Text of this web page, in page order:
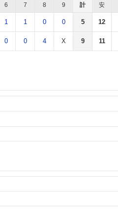
6 7 8 9 計 安
1 1 0 0 5 12
0 0 4 X 9 11